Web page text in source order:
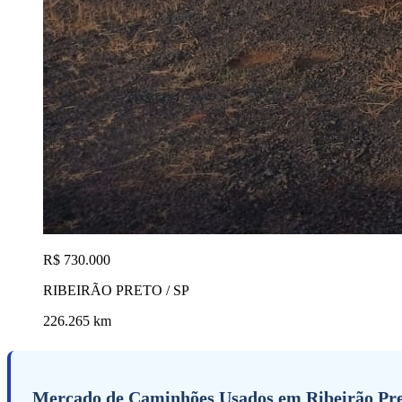
R$ 730.000
RIBEIRÃO PRETO / SP
226.265 km
Mercado de Caminhões Usados em Ribeirão